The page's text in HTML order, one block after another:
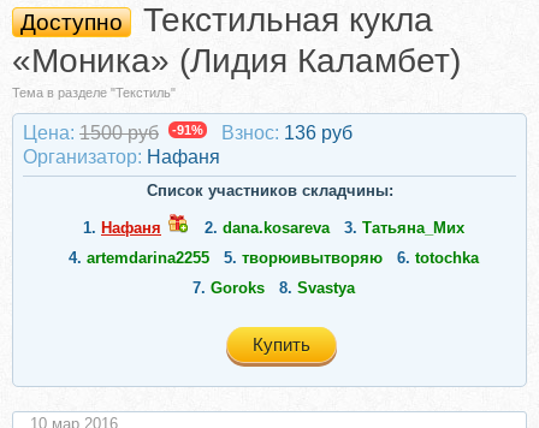
Доступно
Текстильная кукла
«Моника» (Лидия Каламбет)
Тема в разделе "Текстиль"
Цена: 1500 руб -91% Взнос: 136 руб
Организатор: Нафаня
Список участников складчины:
1. Нафаня 2. dana.kosareva 3. Татьяна_Мих
4. artemdarina2255 5. творюивытворяю 6. totochka
7. Goroks 8. Svastya
Купить
10 мар 2016